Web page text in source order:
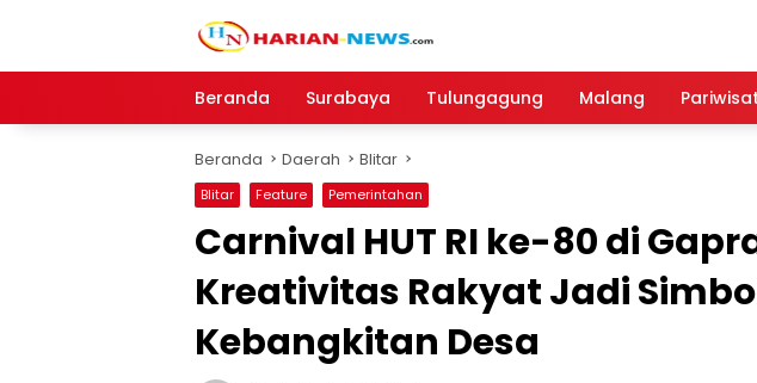
Beranda
Surabaya Tulungagung Malang
Beranda Daerah Blitar
Blitar Feature Pemerintahan
Carnival HUT RI ke-80 di
Kreativitas Rakyat Jadi
Kebangkitan Desa